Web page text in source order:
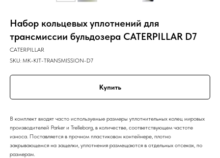
Набор кольцевых уплотнений для
трансмиссии бульдозера CATERPILLAR D7
CATERPILLAR
SKU: MK-KIT-TRANSMISSION-D7
Купить
В комплект входят часто используемые размеры уплотнительных колец мировых
производителей Parker и Trelleborg, в количестве, соответствующем частоте
износа. Поставляется в прочном пластиковом контейнере, плотно
закрывающемся на защелки, уплотнения размещаются в отдельных отсеках, по
размерам.